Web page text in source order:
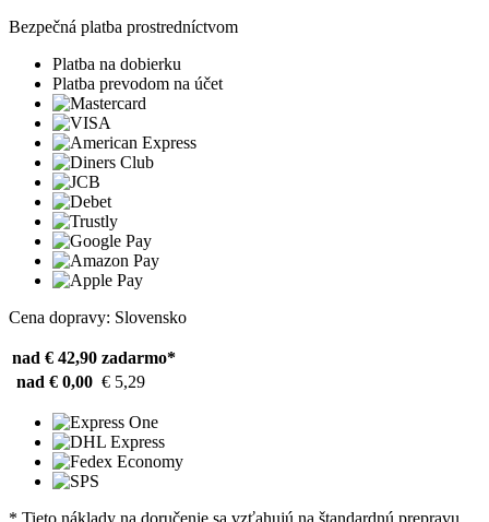
Bezpečná platba prostredníctvom
Platba na dobierku
Platba prevodom na účet
Cena dopravy: Slovensko
nad € 42,90 zadarmo*
nad € 0,00 € 5,29
* Tieto náklady na doručenie sa vzťahujú na štandardnú prepravu.